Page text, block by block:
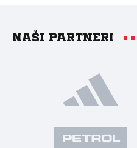
Naši partneri